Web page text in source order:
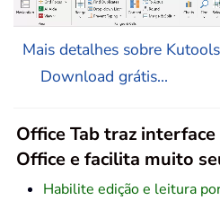
Mais detalhes sobre
Download grátis...
Office Tab traz
Office e facilita muito
Habilite edição e leitura